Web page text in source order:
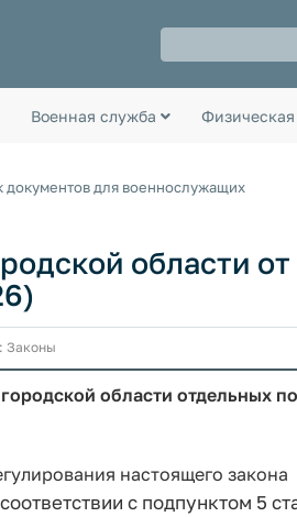
Военная служба Физическая
документов для военнослужащих
области
Законы
области отдельных
настоящего закона
с подпунктом 5